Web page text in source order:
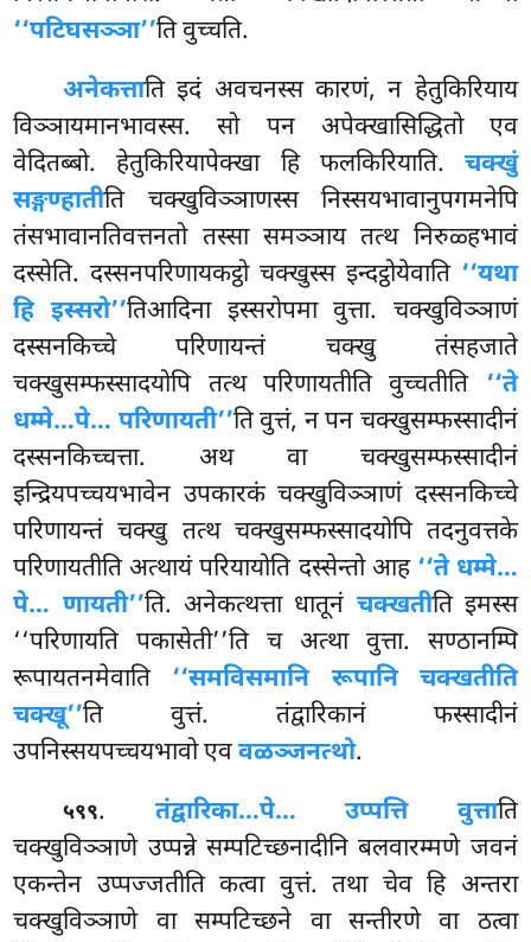
‘‘पटिघसञ्ञा’’ति वुच्चति.
अनेकत्ताति इदं अवचनस्स कारणं, न हेतुकिरियाय
विञ्ञायमानभावस्स. सो पन अपेक्खासिद्धितो एव
वेदितब्बो. हेतुकिरियापेक्खा हि फलकिरियाति. चक्खुं
सङ्गण्हातीति चक्खुविञ्ञाणस्स निस्सयभावानुपगमनेपि
तंसभावानतिवत्तनतो तस्सा समञ्ञाय तत्थ निरुळ्हभावं
दस्सेति. दस्सनपरिणायकट्ठो चक्खुस्स इन्दट्ठोयेवाति ‘‘यथा
हि इस्सरो’’तिआदिना इस्सरोपमा वुत्ता. चक्खुविञ्ञाणं
दस्सनकिच्चे परिणायन्तं चक्खु तंसहजाते
चक्खुसम्फस्सादयोपि तत्थ परिणायतीति वुच्चतीति ‘‘ते
धम्मे…पे… परिणायती’’ति वुत्तं, न पन चक्खुसम्फस्सादीनं
दस्सनकिच्चत्ता. अथ वा चक्खुसम्फस्सादीनं
इन्द्रियपच्चयभावेन उपकारकं चक्खुविञ्ञाणं दस्सनकिच्चे
परिणायन्तं चक्खु तत्थ चक्खुसम्फस्सादयोपि तदनुवत्तके
परिणायतीति अत्थायं परियायोति दस्सेन्तो आह ‘‘ते धम्मे…
पे… णायती’’ति. अनेकत्थत्ता धातूनं चक्खतीति इमस्स
‘‘परिणायति पकासेती’’ति च अत्था वुत्ता. सण्ठानम्पि
रूपायतनमेवाति ‘‘समविसमानि रूपानि चक्खतीति
चक्खू’’ति वुत्तं. तंद्वारिकानं फस्सादीनं
उपनिस्सयपच्चयभावो एववळञ्जनत्थो.
५९९. तंद्वारिका…पे… उप्पत्ति वुत्ताति
चक्खुविञ्ञाणे उप्पन्ने सम्पटिच्छनादीनि बलवारम्मणे जवनं
एकन्तेन उप्पज्जतीति कत्वा वुत्तं. तथा चेव हि अन्तरा
चक्खुविञ्ञाणे वा सम्पटिच्छने वा सन्तीरणे वा ठत्वा